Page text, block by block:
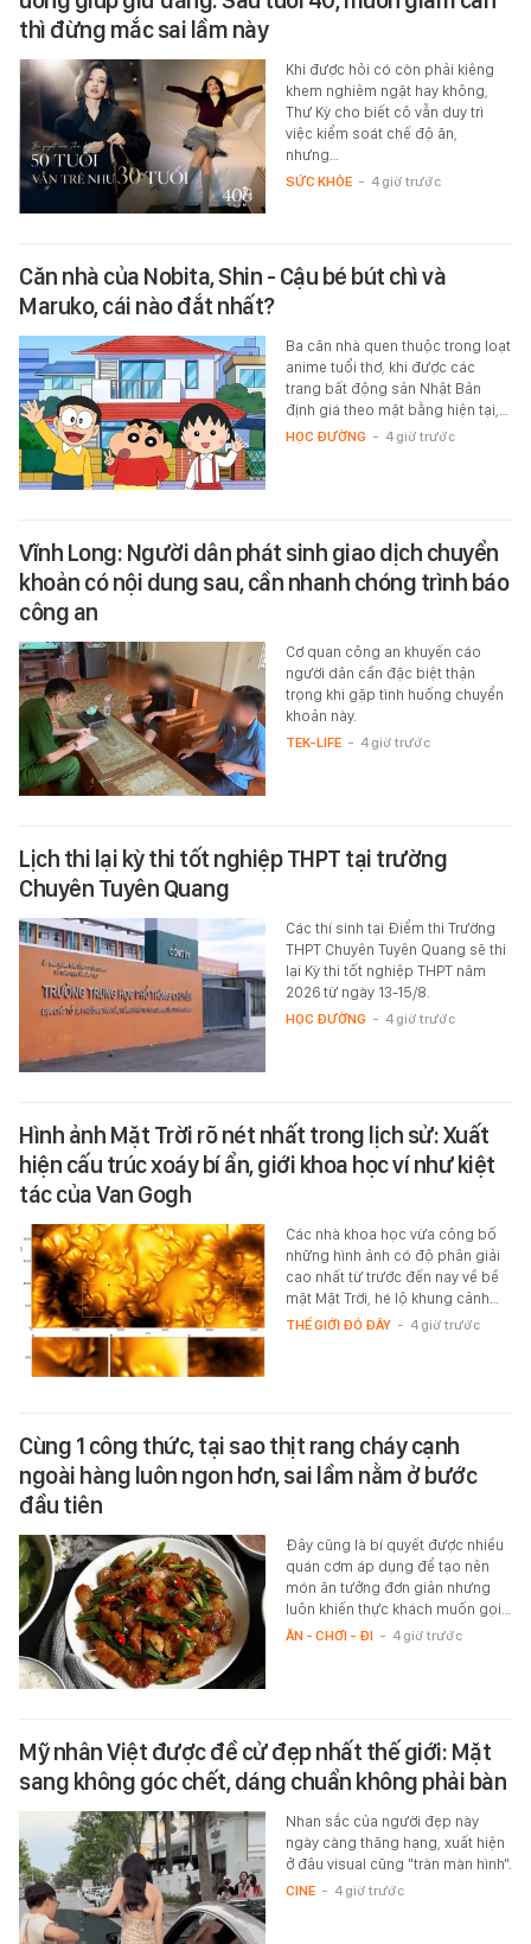
thì đừng mắc sai lầm này
Khi được hỏi có còn phải kiêng
khem nghiêm ngặt hay không,
Thư Kỳ cho biết cô vẫn duy trì
việc kiểm soát chế độ ăn,
nhưng…
SỨC KHỎE - 4 giờ trước
Căn nhà của Nobita, Shin - Cậu bé bút chì và
Maruko, cái nào đắt nhất?
Ba căn nhà quen thuộc trong loạt
anime tuổi thơ, khi được các
trang bất động sản Nhật Bản
định giá theo mặt bằng hiện tại,…
HỌC ĐƯỜNG - 4 giờ trước
Vĩnh Long: Người dân phát sinh giao dịch chuyển
khoản có nội dung sau, cần nhanh chóng trình báo
công an
Cơ quan công an khuyến cáo
người dân cần đặc biệt thận
trọng khi gặp tình huống chuyển
khoản này.
TEK-LIFE - 4 giờ trước
Lịch thi lại kỳ thi tốt nghiệp THPT tại trường
Chuyên Tuyên Quang
Các thí sinh tại Điểm thi Trường
THPT Chuyên Tuyên Quang sẽ thi
lại Kỳ thi tốt nghiệp THPT năm
2026 từ ngày 13-15/8.
HỌC ĐƯỜNG - 4 giờ trước
Hình ảnh Mặt Trời rõ nét nhất trong lịch sử: Xuất
hiện cấu trúc xoáy bí ẩn, giới khoa học ví như kiệt
tác của Van Gogh
Các nhà khoa học vừa công bố
những hình ảnh có độ phân giải
cao nhất từ trước đến nay về bề
mặt Mặt Trời, hé lộ khung cảnh…
THẾ GIỚI ĐÓ ĐÂY - 4 giờ trước
Cùng 1 công thức, tại sao thịt rang cháy cạnh
ngoài hàng luôn ngon hơn, sai lầm nằm ở bước
đầu tiên
Đây cũng là bí quyết được nhiều
quán cơm áp dụng để tạo nên
món ăn tưởng đơn giản nhưng
luôn khiến thực khách muốn gọi…
ĂN - CHƠI - ĐI - 4 giờ trước
Mỹ nhân Việt được đề cử đẹp nhất thế giới: Mặt
sang không góc chết, dáng chuẩn không phải bàn
Nhan sắc của người đẹp này
ngày càng thăng hạng, xuất hiện
ở đâu visual cũng "tràn màn hình".
CINE - 4 giờ trước